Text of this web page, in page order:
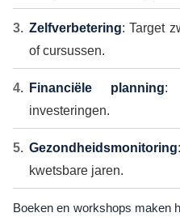
Zelfverbetering: Target
of cursussen.
Financiële planning:
investeringen.
Gezondheidsmonitoring
kwetsbare jaren.
Boeken en workshops maken